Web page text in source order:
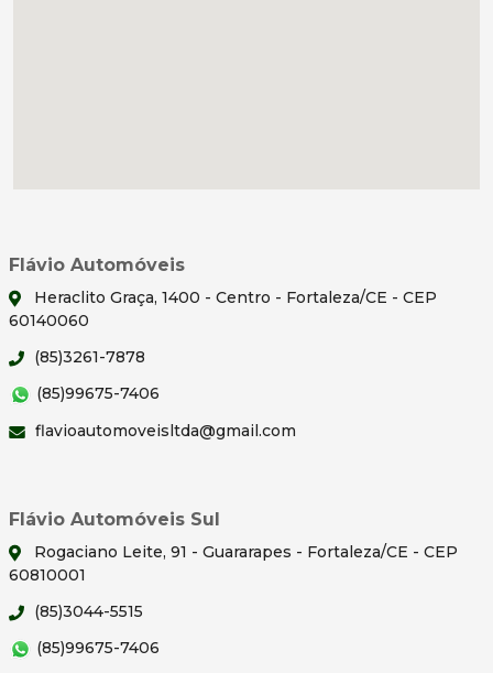
Flávio Automóveis
Heraclito Graça, 1400 - Centro - Fortaleza/CE - CEP
60140060
(85)3261-7878
(85)99675-7406
flavioautomoveisltda@gmail.com
Flávio Automóveis Sul
Rogaciano Leite, 91 - Guararapes - Fortaleza/CE - CEP
60810001
(85)3044-5515
(85)99675-7406